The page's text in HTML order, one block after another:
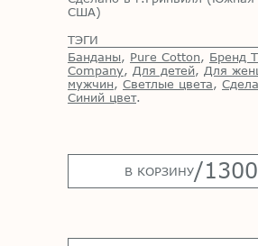
США)
ТЭГИ
Банданы, Pure Cotton, Бренд
Company, Для детей, Для
мужчин, Светлые цвета,
Синий цвет.
В КОРЗИНУ/1300